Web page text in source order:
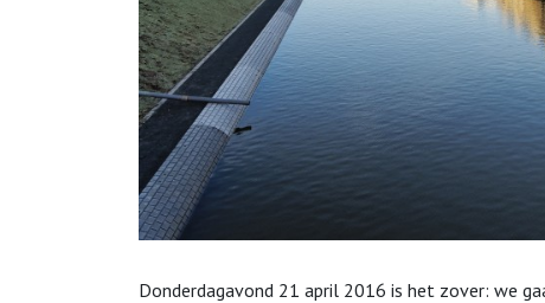
Donderdagavond 21 april 2016 is het zover: we